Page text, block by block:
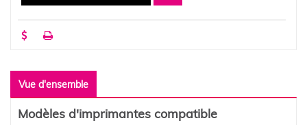
Vue d'ensemble
Modèles d'imprimantes compatible